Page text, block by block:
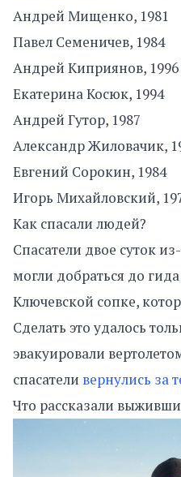
Андрей Мищенко, 1981
Павел Семеничев, 1984
Андрей Киприянов, 1996
Екатерина Косюк, 1994
Андрей Гутор, 1987
Александр Жиловачик,
Евгений Сорокин, 1984
Игорь Михайловский,
Как спасали людей?
Спасатели двое суток
могли добраться до
Ключевской сопке,
Сделать это удалось
эвакуировали
спасатели вернулись за
Что рассказали